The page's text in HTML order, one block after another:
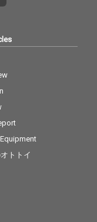
トトイ